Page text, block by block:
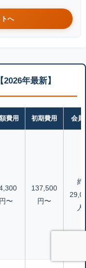
へ
年最新】
費用 初期費用 会員
円〜
137,500
円〜
約
人